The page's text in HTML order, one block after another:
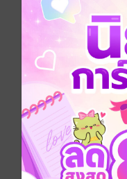
หนังสือเซตนี้มีทั้งหม
เกิดใหม่ชาตินี้มาเป็น
กลับมาเกิดเป็นภรรย
เกิดใหม่ชาตินี้มาเป็น
เกิดใหม่ชาตินี้มาเป็น
เกิดใหม่ชาตินี้มาเป็
เกิดใหม่ชาตินี้มาเป็
เกิดใหม่ชาตินี้มาเป็น
เกิดใหม่ชาตินี้มาเป็น